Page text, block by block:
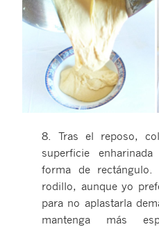
8. Tras el reposo,
superficie
forma de
rodillo, aunque yo
para no aplastarla
mantenga más